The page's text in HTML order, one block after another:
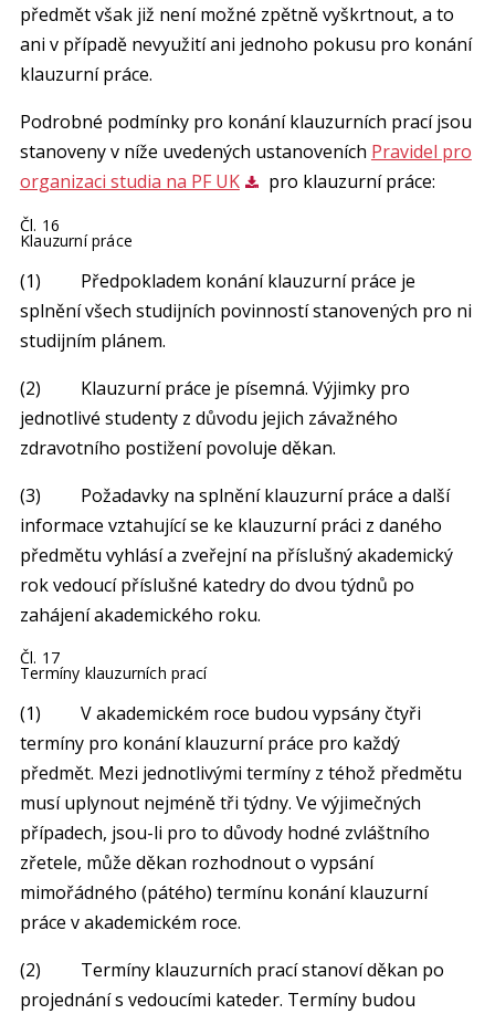
předmět však již není možné zpětně vyškrtnout, a to
ani v případě nevyužití ani jednoho pokusu pro konání
klauzurní práce.
Podrobné podmínky pro konání klauzurních prací jsou
stanoveny v níže uvedených ustanoveních Pravidel pro
organizaci studia na PF UK
pro klauzurní práce:
Čl. 16
Klauzurní práce
(1) Předpokladem konání klauzurní práce je
splnění všech studijních povinností stanovených pro ni
studijním plánem.
(2) Klauzurní práce je písemná. Výjimky pro
jednotlivé studenty z důvodu jejich závažného
zdravotního postižení povoluje děkan.
(3) Požadavky na splnění klauzurní práce a další
informace vztahující se ke klauzurní práci z daného
předmětu vyhlásí a zveřejní na příslušný akademický
rok vedoucí příslušné katedry do dvou týdnů po
zahájení akademického roku.
Čl. 17
Termíny klauzurních prací
(1) V akademickém roce budou vypsány čtyři
termíny pro konání klauzurní práce pro každý
předmět. Mezi jednotlivými termíny z téhož předmětu
musí uplynout nejméně tři týdny. Ve výjimečných
případech, jsou-li pro to důvody hodné zvláštního
zřetele, může děkan rozhodnout o vypsání
mimořádného (pátého) termínu konání klauzurní
práce v akademickém roce.
(2) Termíny klauzurních prací stanoví děkan po
projednání s vedoucími kateder. Termíny budou